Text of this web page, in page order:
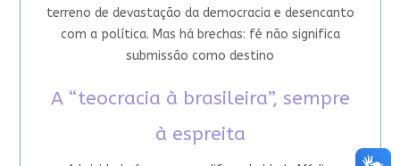
terreno de devastação da democracia e desencanto
com a política. Mas há brechas: fé não significa
submissão como destino
A “teocracia à brasileira”, sempre
à espreita